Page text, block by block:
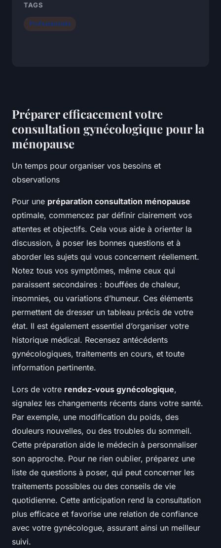
Préparer efficacement votre
consultation gynécologique pour la
ménopause
Un temps pour organiser vos besoins et
observations
Pour une préparation consultation ménopause
optimale, commencez par définir clairement vos
attentes et objectifs. Cela vous aide à orienter la
discussion, à poser les bonnes questions et à
aborder les sujets qui vous concernent réellement.
Notez tous vos symptômes, même ceux qui
paraissent secondaires : bouffées de chaleur,
insomnies, ou variations d’humeur. Ces éléments
permettent de dresser un tableau précis de votre
état. Il est également essentiel d’organiser votre
historique médical. Recensez antécédents
gynécologiques, traitements en cours, et toute
information pertinente.
Lors de votre rendez-vous gynécologique,
signalez les changements récents dans votre santé.
Par exemple, une modification du poids, des
douleurs nouvelles, ou des troubles du sommeil.
Cette préparation aide le médecin à personnaliser
son approche. Pour ne rien oublier, préparez une
liste de questions à poser, qui peut concerner les
traitements possibles ou des conseils de vie
quotidienne. Cette anticipation rend la consultation
plus efficace et favorise une relation de confiance
avec votre gynécologue, assurant ainsi un meilleur
suivi.
TAGS
Professionnels